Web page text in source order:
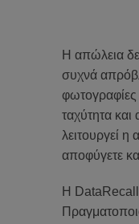
Η απώλεια
συχνά
φωτογραφίες
ταχύτητα
λειτουργεί
αποφύγετε
Η DataRecall